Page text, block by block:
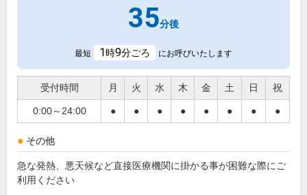
35分後
最短 1時9分ごろ にお呼びいたします
受付時間 月 火 水 木 金 土 日 祝
0:00～24:00 ● ● ● ● ● ● ● ●
その他
急な発熱、悪天候など直接医療機関に掛かる事が困難な際にご
利用ください